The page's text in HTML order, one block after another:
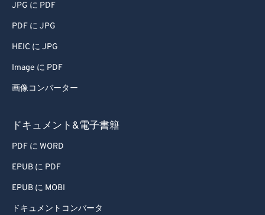
JPG に PDF
PDF に JPG
HEIC に JPG
Image に PDF
画像コンバーター
ドキュメント&電子書籍
PDF に WORD
EPUB に PDF
EPUB に MOBI
ドキュメントコンバータ